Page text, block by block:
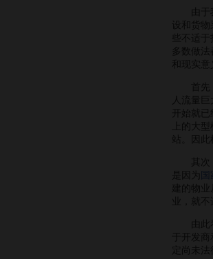
由于我
设和货
些不适
多数做
和现实意
首先，
人流量
开始就
上的大
站。因
其次，
是因为
建的物
业，就
由此看
于开发商
定尚未法